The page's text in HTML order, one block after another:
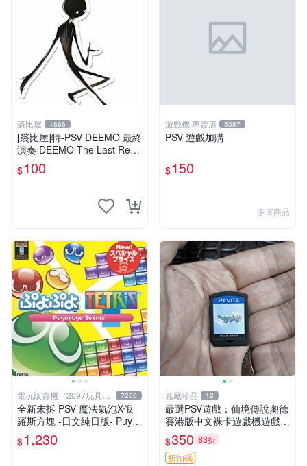
裘比屋 1866
[裘比屋]特-PSV DEEMO 最終
演奏 DEEMO The Last Recit
al 特典~吊飾(2入)
$100
遊戲機 專賣店 5387
PSV 遊戲加購
$150
多筆商品
電玩販賣機（2097玩具公
仔舖
7206
全新未拆 PSV 魔法氣泡X俄
羅斯方塊 -日文純日版- Puyo
Puyo Tetris
$1,230
嘉藏珍品 12
嚴選PSV遊戲：仙境傳說奧德
賽港版中文裸卡遊戲機遊戲
仙境傳說 奧德賽 港版 PSV 中
文 裸卡 游戲 仙境傳說 港版
游戲
$350 83折
折扣碼